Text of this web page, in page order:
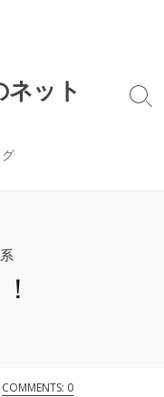
ット
検
COMMENTS: 0